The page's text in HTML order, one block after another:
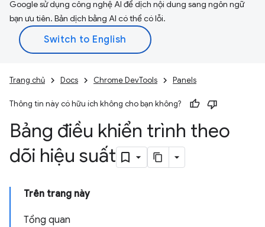
Google sử dụng công nghệ AI để dịch nội dung sang ngôn ngữ
bạn ưu tiên. Bản dịch bằng AI có thể có lỗi.
Trang chủ Docs Chrome DevTools Panels
Thông tin này có hữu ích không cho bạn không?
Bảng điều khiển trình theo
dõi hiệu suất
Trên trang này
Tổng quan